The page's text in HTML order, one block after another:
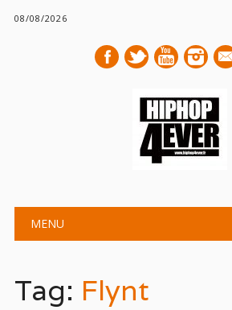
08/08/2026
mail
Main menu
MENU
Tag: Flynt